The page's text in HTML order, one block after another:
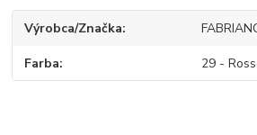
Výrobca/Značka
Farba 29 -